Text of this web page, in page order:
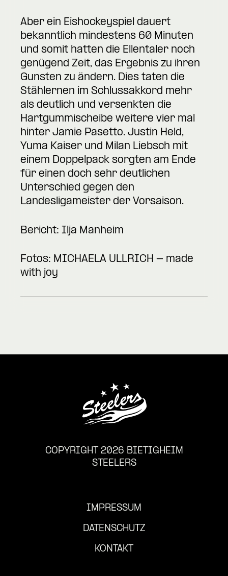
Aber ein Eishockeyspiel dauert
bekanntlich mindestens 60 Minuten
und somit hatten die Ellentaler noch
genügend Zeit, das Ergebnis zu ihren
Gunsten zu ändern. Dies taten die
Stählernen im Schlussakkord mehr
als deutlich und versenkten die
Hartgummischeibe weitere vier mal
hinter Jamie Pasetto. Justin Held,
Yuma Kaiser und Milan Liebsch mit
einem Doppelpack sorgten am Ende
für einen doch sehr deutlichen
Unterschied gegen den
Landesligameister der Vorsaison.
Bericht: Ilja Manheim
Fotos: MICHAELA ULLRICH - made
with joy
COPYRIGHT 2026 BIETIGHEIM
STEELERS
IMPRESSUM
DATENSCHUTZ
KONTAKT